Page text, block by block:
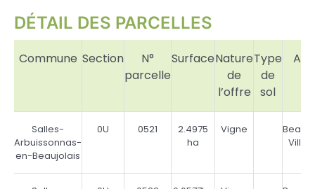
DÉTAIL DES PARCELLES
Commune Section
N°
parcelle
SurfaceNature
de
l’offre
Type
de
sol
Salles-
Arbuissonnas-
en-Beaujolais
0U 0521
2.4975
ha
Vigne